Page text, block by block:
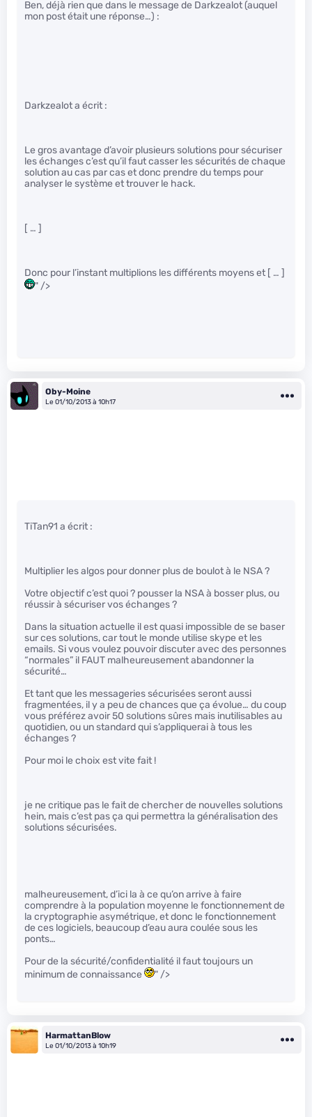
Ben, déjà rien que dans le message de Darkzealot (auquel
mon post était une réponse…) :
Darkzealot a écrit :
Le gros avantage d’avoir plusieurs solutions pour sécuriser
les échanges c’est qu’il faut casser les sécurités de chaque
solution au cas par cas et donc prendre du temps pour
analyser le système et trouver le hack.
[ … ]
Donc pour l’instant multiplions les différents moyens et [ … ]
" />
Oby-Moine
Le 01/10/2013 à 10h17
TiTan91 a écrit :
Multiplier les algos pour donner plus de boulot à le NSA ?
Votre objectif c’est quoi ? pousser la NSA à bosser plus, ou
réussir à sécuriser vos échanges ?
Dans la situation actuelle il est quasi impossible de se baser
sur ces solutions, car tout le monde utilise skype et les
emails. Si vous voulez pouvoir discuter avec des personnes
“normales” il FAUT malheureusement abandonner la
sécurité…
Et tant que les messageries sécurisées seront aussi
fragmentées, il y a peu de chances que ça évolue… du coup
vous préférez avoir 50 solutions sûres mais inutilisables au
quotidien, ou un standard qui s’appliquerai à tous les
échanges ?
Pour moi le choix est vite fait !
je ne critique pas le fait de chercher de nouvelles solutions
hein, mais c’est pas ça qui permettra la généralisation des
solutions sécurisées.
malheureusement, d’ici la à ce qu’on arrive à faire
comprendre à la population moyenne le fonctionnement de
la cryptographie asymétrique, et donc le fonctionnement
de ces logiciels, beaucoup d’eau aura coulée sous les
ponts…
Pour de la sécurité/confidentialité il faut toujours un
minimum de connaissance
" />
HarmattanBlow
Le 01/10/2013 à 10h19